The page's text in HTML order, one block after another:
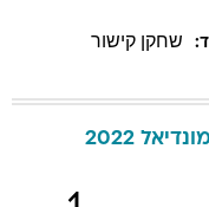
שחקן קישור
מונדיאל 2022